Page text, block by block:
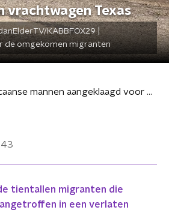
vrachtwagen Texas
KABBFOX29 |
de omgekomen migranten
Twee Mexicaanse mannen aangeklaagd voor dood 51 migranten in vrachtwagen Texas
tientallen migranten die
in een verlaten